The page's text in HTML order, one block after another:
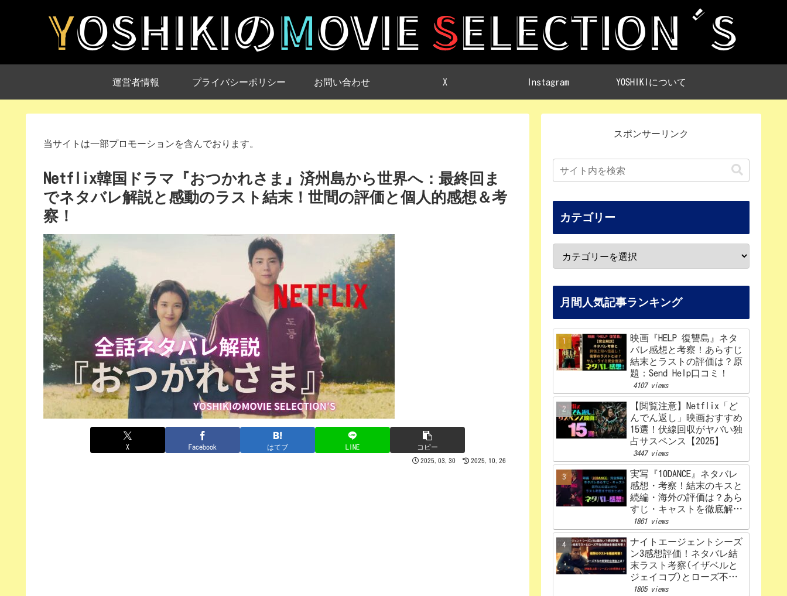
運営者情報 プライバシーポリシー お問い合わせ X Instagram YOSHIKIについて
当サイトは一部プロモーションを含んでおります。
Netflix韓国ドラマ『おつかれさま』済州島から世界へ：最終回ま
でネタバレ解説と感動のラスト結末！世間の評価と個人的感想＆考
察！
X Facebook はてブ LINE コピー
2025.03.30 2025.10.26
スポンサーリンク
カテゴリー
月間人気記事ランキング
映画『HELP 復讐島』ネタ
バレ感想と考察！あらすじ
結末とラストの評価は？原
題：Send Help口コミ！
4107 views
【閲覧注意】Netflix「ど
んでん返し」映画おすすめ
15選！伏線回収がヤバい独
占サスペンス【2025】
3447 views
実写『10DANCE』ネタバレ
感想・考察！結末のキスと
続編・海外の評価は？あら
すじ・キャストを徹底解
説！【Netflix】
1861 views
ナイトエージェントシーズ
ン3感想評価！ネタバレ結
末ラスト考察(イザベルと
ジェイコブ)とローズ不在
の理由を解説‼
1805 views